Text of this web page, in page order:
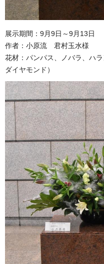
展示期間：9月9日～9月13日
作者：小原流 君村玉水様
花材：パンパス、ノバラ、ハ
ダイヤモンド）